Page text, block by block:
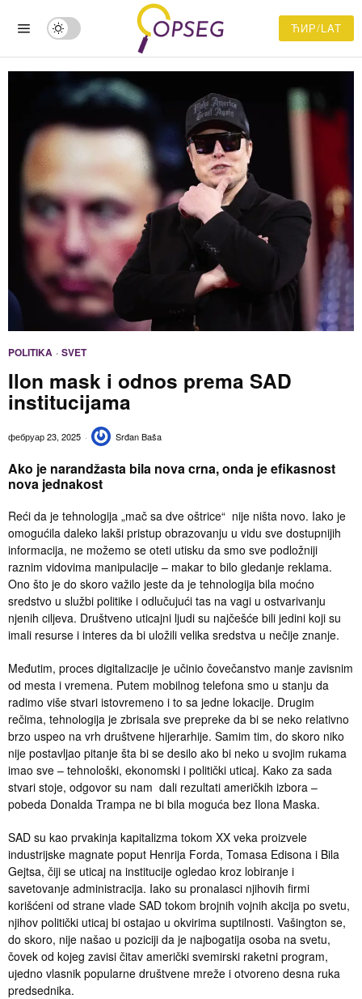
ЋИР/LAT
POLITIKA · SVET
Ilon mask i odnos prema SAD
institucijama
фебруар 23, 2025 Srđan Baša
Ako je narandžasta bila nova crna, onda je efikasnost
nova jednakost
Reći da je tehnologija „mač sa dve oštrice“ nije ništa novo. Iako je
omogućila daleko lakši pristup obrazovanju u vidu sve dostupnijih
informacija, ne možemo se oteti utisku da smo sve podložniji
raznim vidovima manipulacije – makar to bilo gledanje reklama.
Ono što je do skoro važilo jeste da je tehnologija bila moćno
sredstvo u službi politike i odlučujući tas na vagi u ostvarivanju
njenih ciljeva. Društveno uticajni ljudi su najčešće bili jedini koji su
imali resurse i interes da bi uložili velika sredstva u nečije znanje.
Međutim, proces digitalizacije je učinio čovečanstvo manje zavisnim
od mesta i vremena. Putem mobilnog telefona smo u stanju da
radimo više stvari istovremeno i to sa jedne lokacije. Drugim
rečima, tehnologija je zbrisala sve prepreke da bi se neko relativno
brzo uspeo na vrh društvene hijerarhije. Samim tim, do skoro niko
nije postavljao pitanje šta bi se desilo ako bi neko u svojim rukama
imao sve – tehnološki, ekonomski i politički uticaj. Kako za sada
stvari stoje, odgovor su nam dali rezultati američkih izbora –
pobeda Donalda Trampa ne bi bila moguća bez Ilona Maska.
SAD su kao prvakinja kapitalizma tokom XX veka proizvele
industrijske magnate poput Henrija Forda, Tomasa Edisona i Bila
Gejtsa, čiji se uticaj na institucije ogledao kroz lobiranje i
savetovanje administracija. Iako su pronalasci njihovih firmi
korišćeni od strane vlade SAD tokom brojnih vojnih akcija po svetu,
njihov politički uticaj bi ostajao u okvirima suptilnosti. Vašington se,
do skoro, nije našao u poziciji da je najbogatija osoba na svetu,
čovek od kojeg zavisi čitav američki svemirski raketni program,
ujedno vlasnik popularne društvene mreže i otvoreno desna ruka
predsednika.